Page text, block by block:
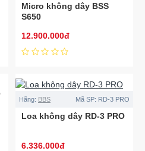
Micro không dây BSS
S650
12.900.000đ
Hãng: BBS Mã SP: RD-3 PRO
Loa không dây RD-3 PRO
6.336.000đ